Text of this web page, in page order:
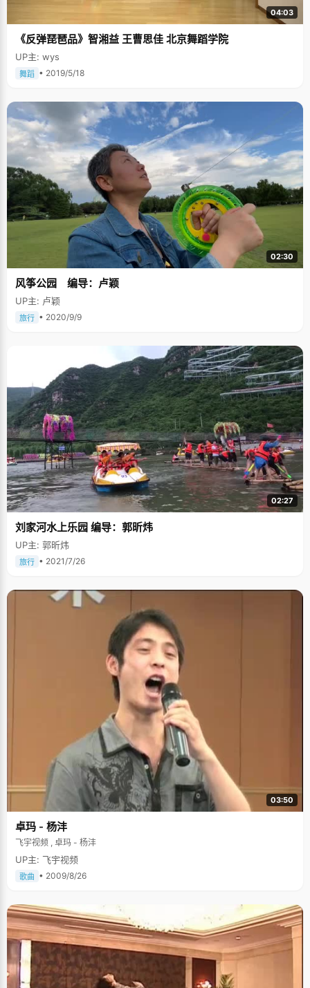
04:03
《反弹琵琶品》智湘益 王曹思佳 北京舞蹈学院
UP主: wys
舞蹈 • 2019/5/18
02:30
风筝公园 编导：卢颖
UP主: 卢颖
旅行 • 2020/9/9
02:27
刘家河水上乐园 编导：郭昕炜
UP主: 郭昕炜
旅行 • 2021/7/26
03:50
卓玛 - 杨沣
飞宇视频 , 卓玛 - 杨沣
UP主: 飞宇视频
歌曲 • 2009/8/26